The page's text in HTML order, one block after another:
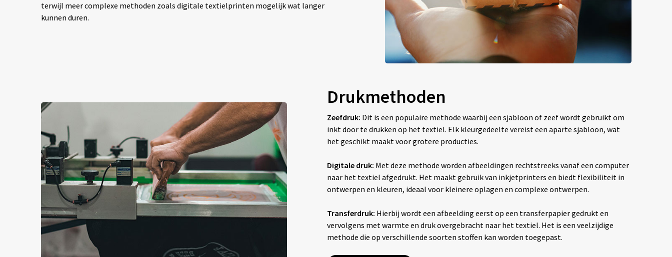
terwijl meer complexe methoden zoals digitale textielprinten mogelijk wat langer
kunnen duren.
Drukmethoden
Zeefdruk: Dit is een populaire methode waarbij een sjabloon of zeef wordt gebruikt om
inkt door te drukken op het textiel. Elk kleurgedeelte vereist een aparte sjabloon, wat
het geschikt maakt voor grotere producties.
Digitale druk: Met deze methode worden afbeeldingen rechtstreeks vanaf een computer
naar het textiel afgedrukt. Het maakt gebruik van inkjetprinters en biedt flexibiliteit in
ontwerpen en kleuren, ideaal voor kleinere oplagen en complexe ontwerpen.
Transferdruk: Hierbij wordt een afbeelding eerst op een transferpapier gedrukt en
vervolgens met warmte en druk overgebracht naar het textiel. Het is een veelzijdige
methode die op verschillende soorten stoffen kan worden toegepast.